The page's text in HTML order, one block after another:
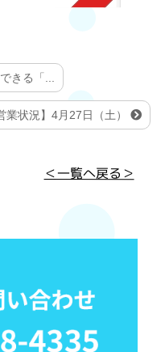
きる「...
業状況】4月27日（土）
＜一覧へ戻る＞